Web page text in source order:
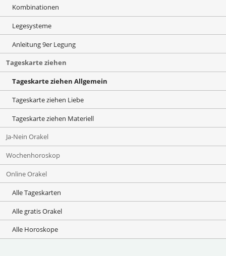
Kombinationen
Legesysteme
Anleitung 9er Legung
Tageskarte ziehen
Tageskarte ziehen Allgemein
Tageskarte ziehen Liebe
Tageskarte ziehen Materiell
Ja-Nein Orakel
Wochenhoroskop
Online Orakel
Alle Tageskarten
Alle gratis Orakel
Alle Horoskope